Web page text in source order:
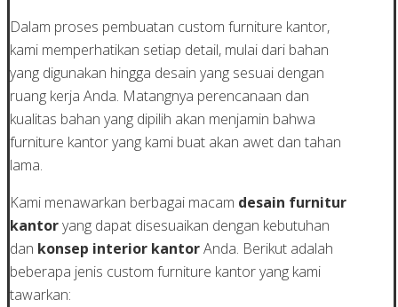
Dalam proses pembuatan custom furniture kantor,
kami memperhatikan setiap detail, mulai dari bahan
yang digunakan hingga desain yang sesuai dengan
ruang kerja Anda. Matangnya perencanaan dan
kualitas bahan yang dipilih akan menjamin bahwa
furniture kantor yang kami buat akan awet dan tahan
lama.
Kami menawarkan berbagai macam desain furnitur
kantoryang dapat disesuaikan dengan kebutuhan
dan konsep interior kantorAnda. Berikut adalah
beberapa jenis custom furniture kantor yang kami
tawarkan: